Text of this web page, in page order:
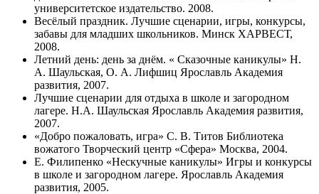
университетское издательство. 2008.
Весёлый праздник. Лучшие сценарии, игры, конкурсы,
забавы для младших школьников. Минск ХАРВЕСТ,
2008.
Летний день: день за днём. « Сказочные каникулы» Н.
А. Шаульская, О. А. Лифшиц Ярославль Академия
развития, 2007.
Лучшие сценарии для отдыха в школе и загородном
лагере. Н.А. Шаульская Ярославль Академия развития,
2007.
«Добро пожаловать, игра» С. В. Титов Библиотека
вожатого Творческий центр «Сфера» Москва, 2004.
Е. Филипенко «Нескучные каникулы» Игры и конкурсы
в школе и загородном лагере. Ярославль Академия
развития, 2005.